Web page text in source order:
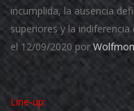
incumplida, la ausencia
superiores y la indiferencia
el 12/09/2020 por
Line-up: